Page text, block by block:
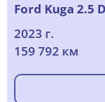
Ford Kuga 2.5
2023 г.
159 792 км